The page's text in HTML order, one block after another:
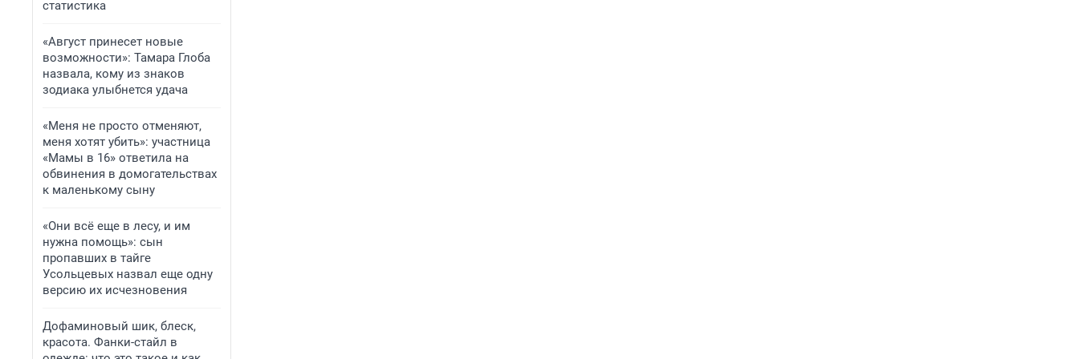
статистика
«Август принесет новые
возможности»: Тамара Глоба
назвала, кому из знаков
зодиака улыбнется удача
«Меня не просто отменяют,
меня хотят убить»: участница
«Мамы в 16» ответила на
обвинения в домогательствах
к маленькому сыну
«Они всё еще в лесу, и им
нужна помощь»: сын
пропавших в тайге
Усольцевых назвал еще одну
версию их исчезновения
Дофаминовый шик, блеск,
красота. Фанки-стайл в